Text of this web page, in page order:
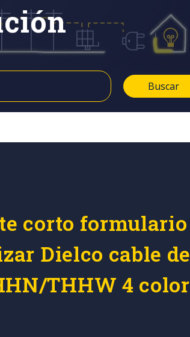
Buscar
corto formulario
Dielco cable de
THHW 4 color